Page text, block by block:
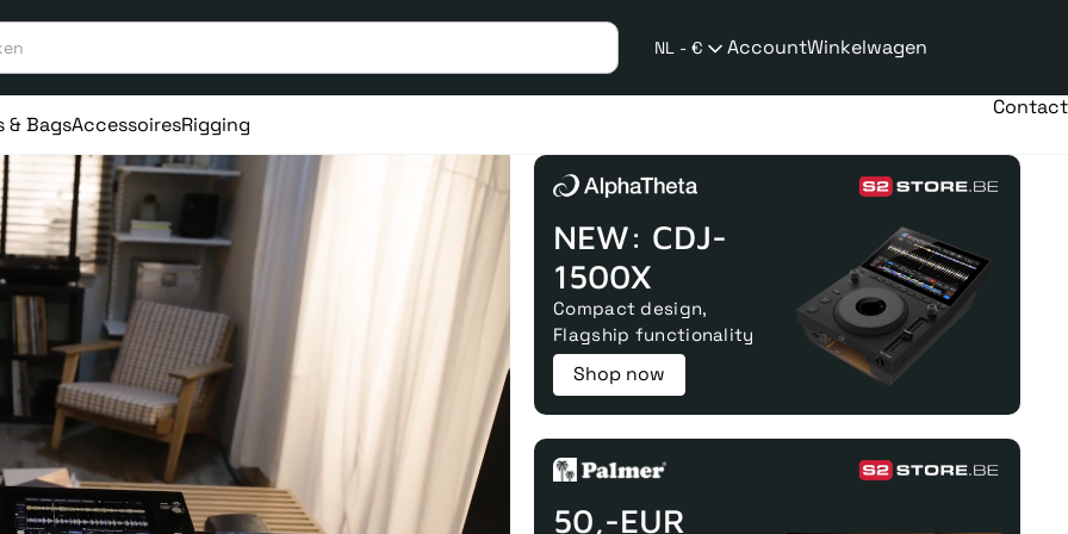
NL - €
taalwijziging
AccountWinkelwagen
& BagsAccessoiresRigging
Contact
ervaring Vanaf 75€ gratis verstuurd
NEW: CDJ-
1500X
Compact design,
Flagship functionality
Shop now
50,-EUR